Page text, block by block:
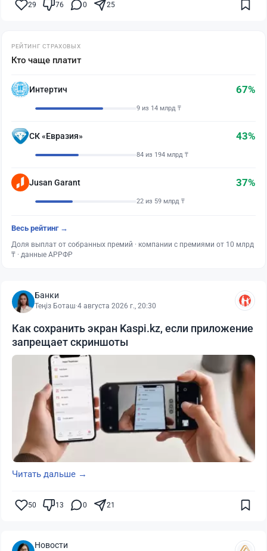
29 76 0 25
РЕЙТИНГ СТРАХОВЫХ
Кто чаще платит
Интертич 67%
9 из 14 млрд ₸
СК «Евразия» 43%
84 из 194 млрд ₸
Jusan Garant 37%
22 из 59 млрд ₸
Весь рейтинг →
Доля выплат от собранных премий · компании с премиями от 10 млрд
₸ · данные АРРФР
Банки
Теңіз Боташ·4 августа 2026 г., 20:30
Как сохранить экран Kaspi.kz, если приложение
запрещает скриншоты
Читать дальше →
50 13 0 21
Новости